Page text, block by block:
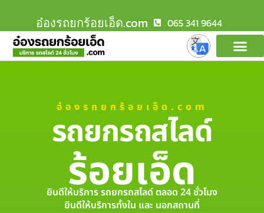
อ๋องรถยกร้อยเอ็ด.com 065 341 9644
อ๋องรถยกร้อยเอ็ด.com
รถยกรถสไลด์
ร้อยเอ็ด
ยินดีให้บริการ รถยกรถสไลด์ ตลอด 24 ชั่วโมง
ยินดีให้บริการทั้งใน และ นอกสถานที่